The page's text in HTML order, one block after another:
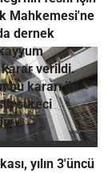
Mahkemesi'ne
dernek
karar verildi.
bu kararı ile
süreci
yılın 3'üncü